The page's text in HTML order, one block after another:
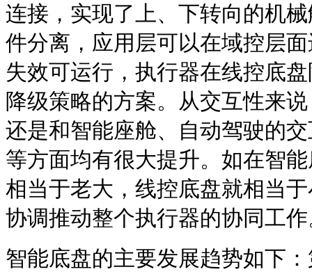
连接，实现了上、下转向的机
件分离，应用层可以在域控层
失效可运行，执行器在线控底
降级策略的方案。从交互性来
还是和智能座舱、自动驾驶的
等方面均有很大提升。如在智
相当于老大，线控底盘就相当
协调推动整个执行器的协同工
智能底盘的主要发展趋势如下